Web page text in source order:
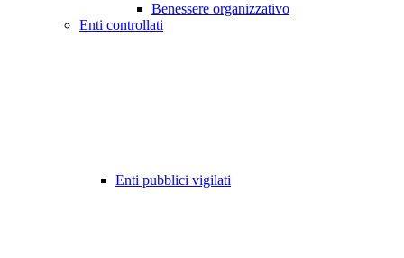
Benessere organizzativo
Enti controllati
Enti pubblici vigilati